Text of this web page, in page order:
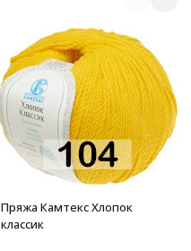
Пряжа Камтекс Хлопок
классик